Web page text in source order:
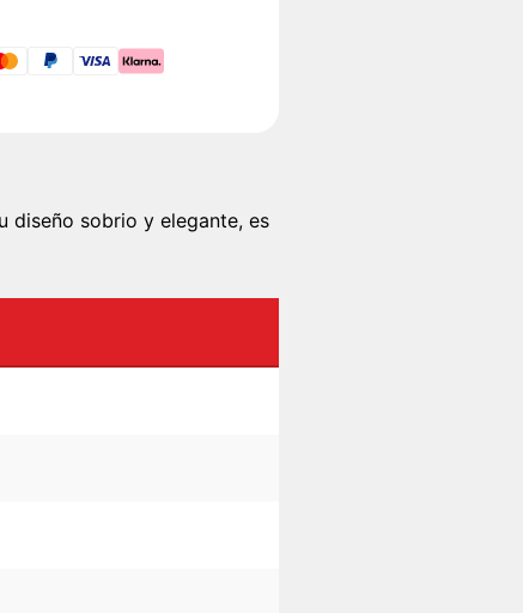
diseño sobrio y elegante, es